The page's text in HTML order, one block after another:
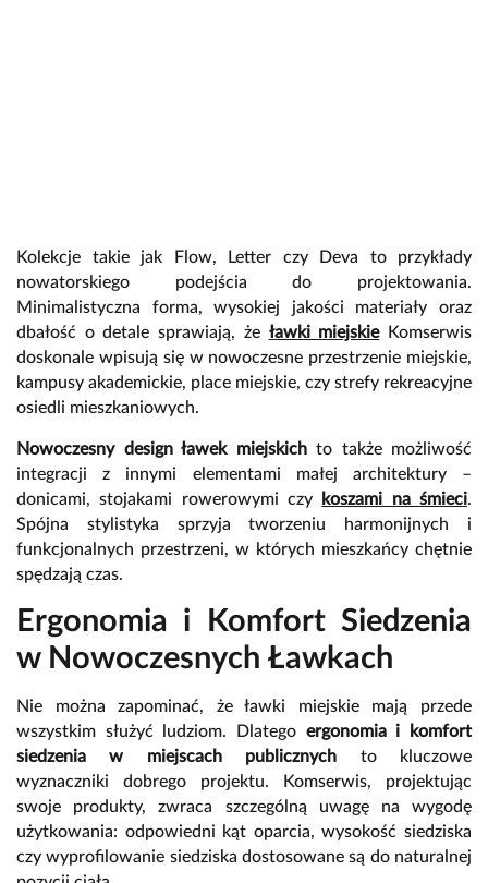
Kolekcje takie jak Flow, Letter czy Deva to przykłady
nowatorskiego podejścia do projektowania.
Minimalistyczna forma, wysokiej jakości materiały oraz
dbałość o detale sprawiają, że ławki miejskieKomserwis
doskonale wpisują się w nowoczesne przestrzenie miejskie,
kampusy akademickie, place miejskie, czy strefy rekreacyjne
osiedli mieszkaniowych.
Nowoczesny design ławek miejskichto także możliwość
integracji z innymi elementami małej architektury –
donicami, stojakami rowerowymi czy
koszami na śmieci.
Spójna stylistyka sprzyja tworzeniu harmonijnych i
funkcjonalnych przestrzeni, w których mieszkańcy chętnie
spędzają czas.
Ergonomia i Komfort Siedzenia
w Nowoczesnych Ławkach
Nie można zapominać, że ławki miejskie mają przede
wszystkim służyć ludziom. Dlatego ergonomia i komfort
siedzenia w miejscach publicznych to kluczowe
wyznaczniki dobrego projektu. Komserwis, projektując
swoje produkty, zwraca szczególną uwagę na wygodę
użytkowania: odpowiedni kąt oparcia, wysokość siedziska
czy wyprofilowanie siedziska dostosowane są do naturalnej